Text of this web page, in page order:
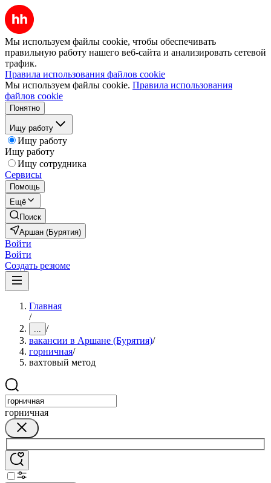
Мы используем файлы cookie, чтобы обеспечивать
правильную работу нашего веб-сайта и анализировать сетевой
трафик.
Правила использования файлов cookie
Мы используем файлы cookie. Правила использования
файлов cookie
Понятно
Ищу работу
Ищу работу
Ищу работу
Ищу сотрудника
Сервисы
Помощь
Ещё
Поиск
Аршан (Бурятия)
Войти
Войти
Создать резюме
Главная
/
... /
вакансии в Аршане (Бурятия)/
горничная/
вахтовый метод
горничная